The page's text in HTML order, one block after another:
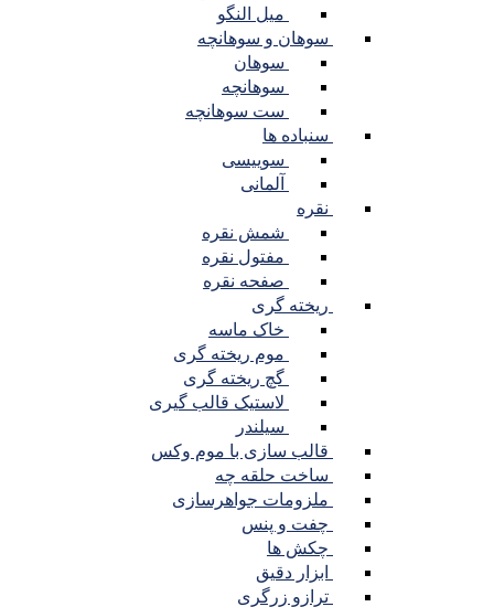
میل النگو
سوهان و سوهانچه
سوهان
سوهانچه
ست سوهانچه
سنباده ها
سوییسی
آلمانی
نقره
شمش نقره
مفتول نقره
صفحه نقره
ریخته گری
خاک ماسه
موم ریخته گری
گچ ریخته گری
لاستیک قالب گیری
سیلندر
قالب سازی با موم وکس
ساخت حلقه چه
ملزومات جواهرسازی
چفت و پنس
چکش ها
ابزار دقیق
ترازو زرگری